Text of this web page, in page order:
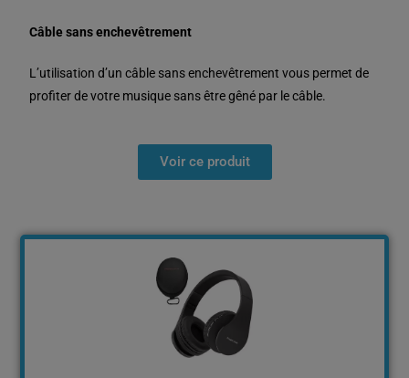
Câble sans enchevêtrement
L’utilisation d’un câble sans enchevêtrement vous permet de
profiter de votre musique sans être gêné par le câble.
Voir ce produit